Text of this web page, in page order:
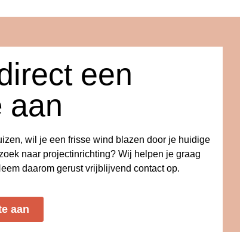
een
aan
wil je een frisse wind blazen door je huidige
naar projectinrichting? Wij helpen je graag
daarom gerust vrijblijvend contact op.
aan